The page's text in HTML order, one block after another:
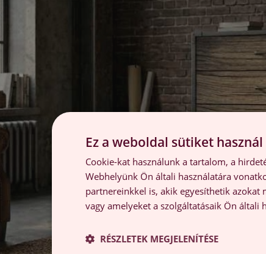
Ez a weboldal sütiket használ
Cookie-kat használunk a tartalom, a
Webhelyünk Ön általi használatára
partnereinkkel is, akik egyesíthetik
vagy amelyeket a szolgáltatásaik Ön általi
RÉSZLETEK MEGJELENÍTÉSE